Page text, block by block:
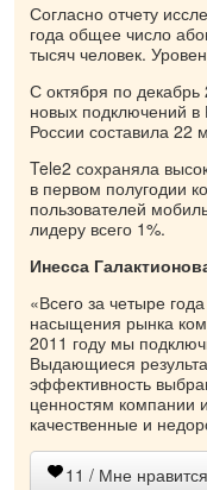
Согласно отчету
года общее число
тысяч человек.
С октября по декабрь
новых подключений в
России составила 22
Tele2 сохраняла
в первом полугодии
пользователей
лидеру всего 1%.
Инесса
«Всего за четыре
насыщения рынка
2011 году мы
Выдающиеся
эффективность
ценностям компании
качественные и
11 / Мне нравится